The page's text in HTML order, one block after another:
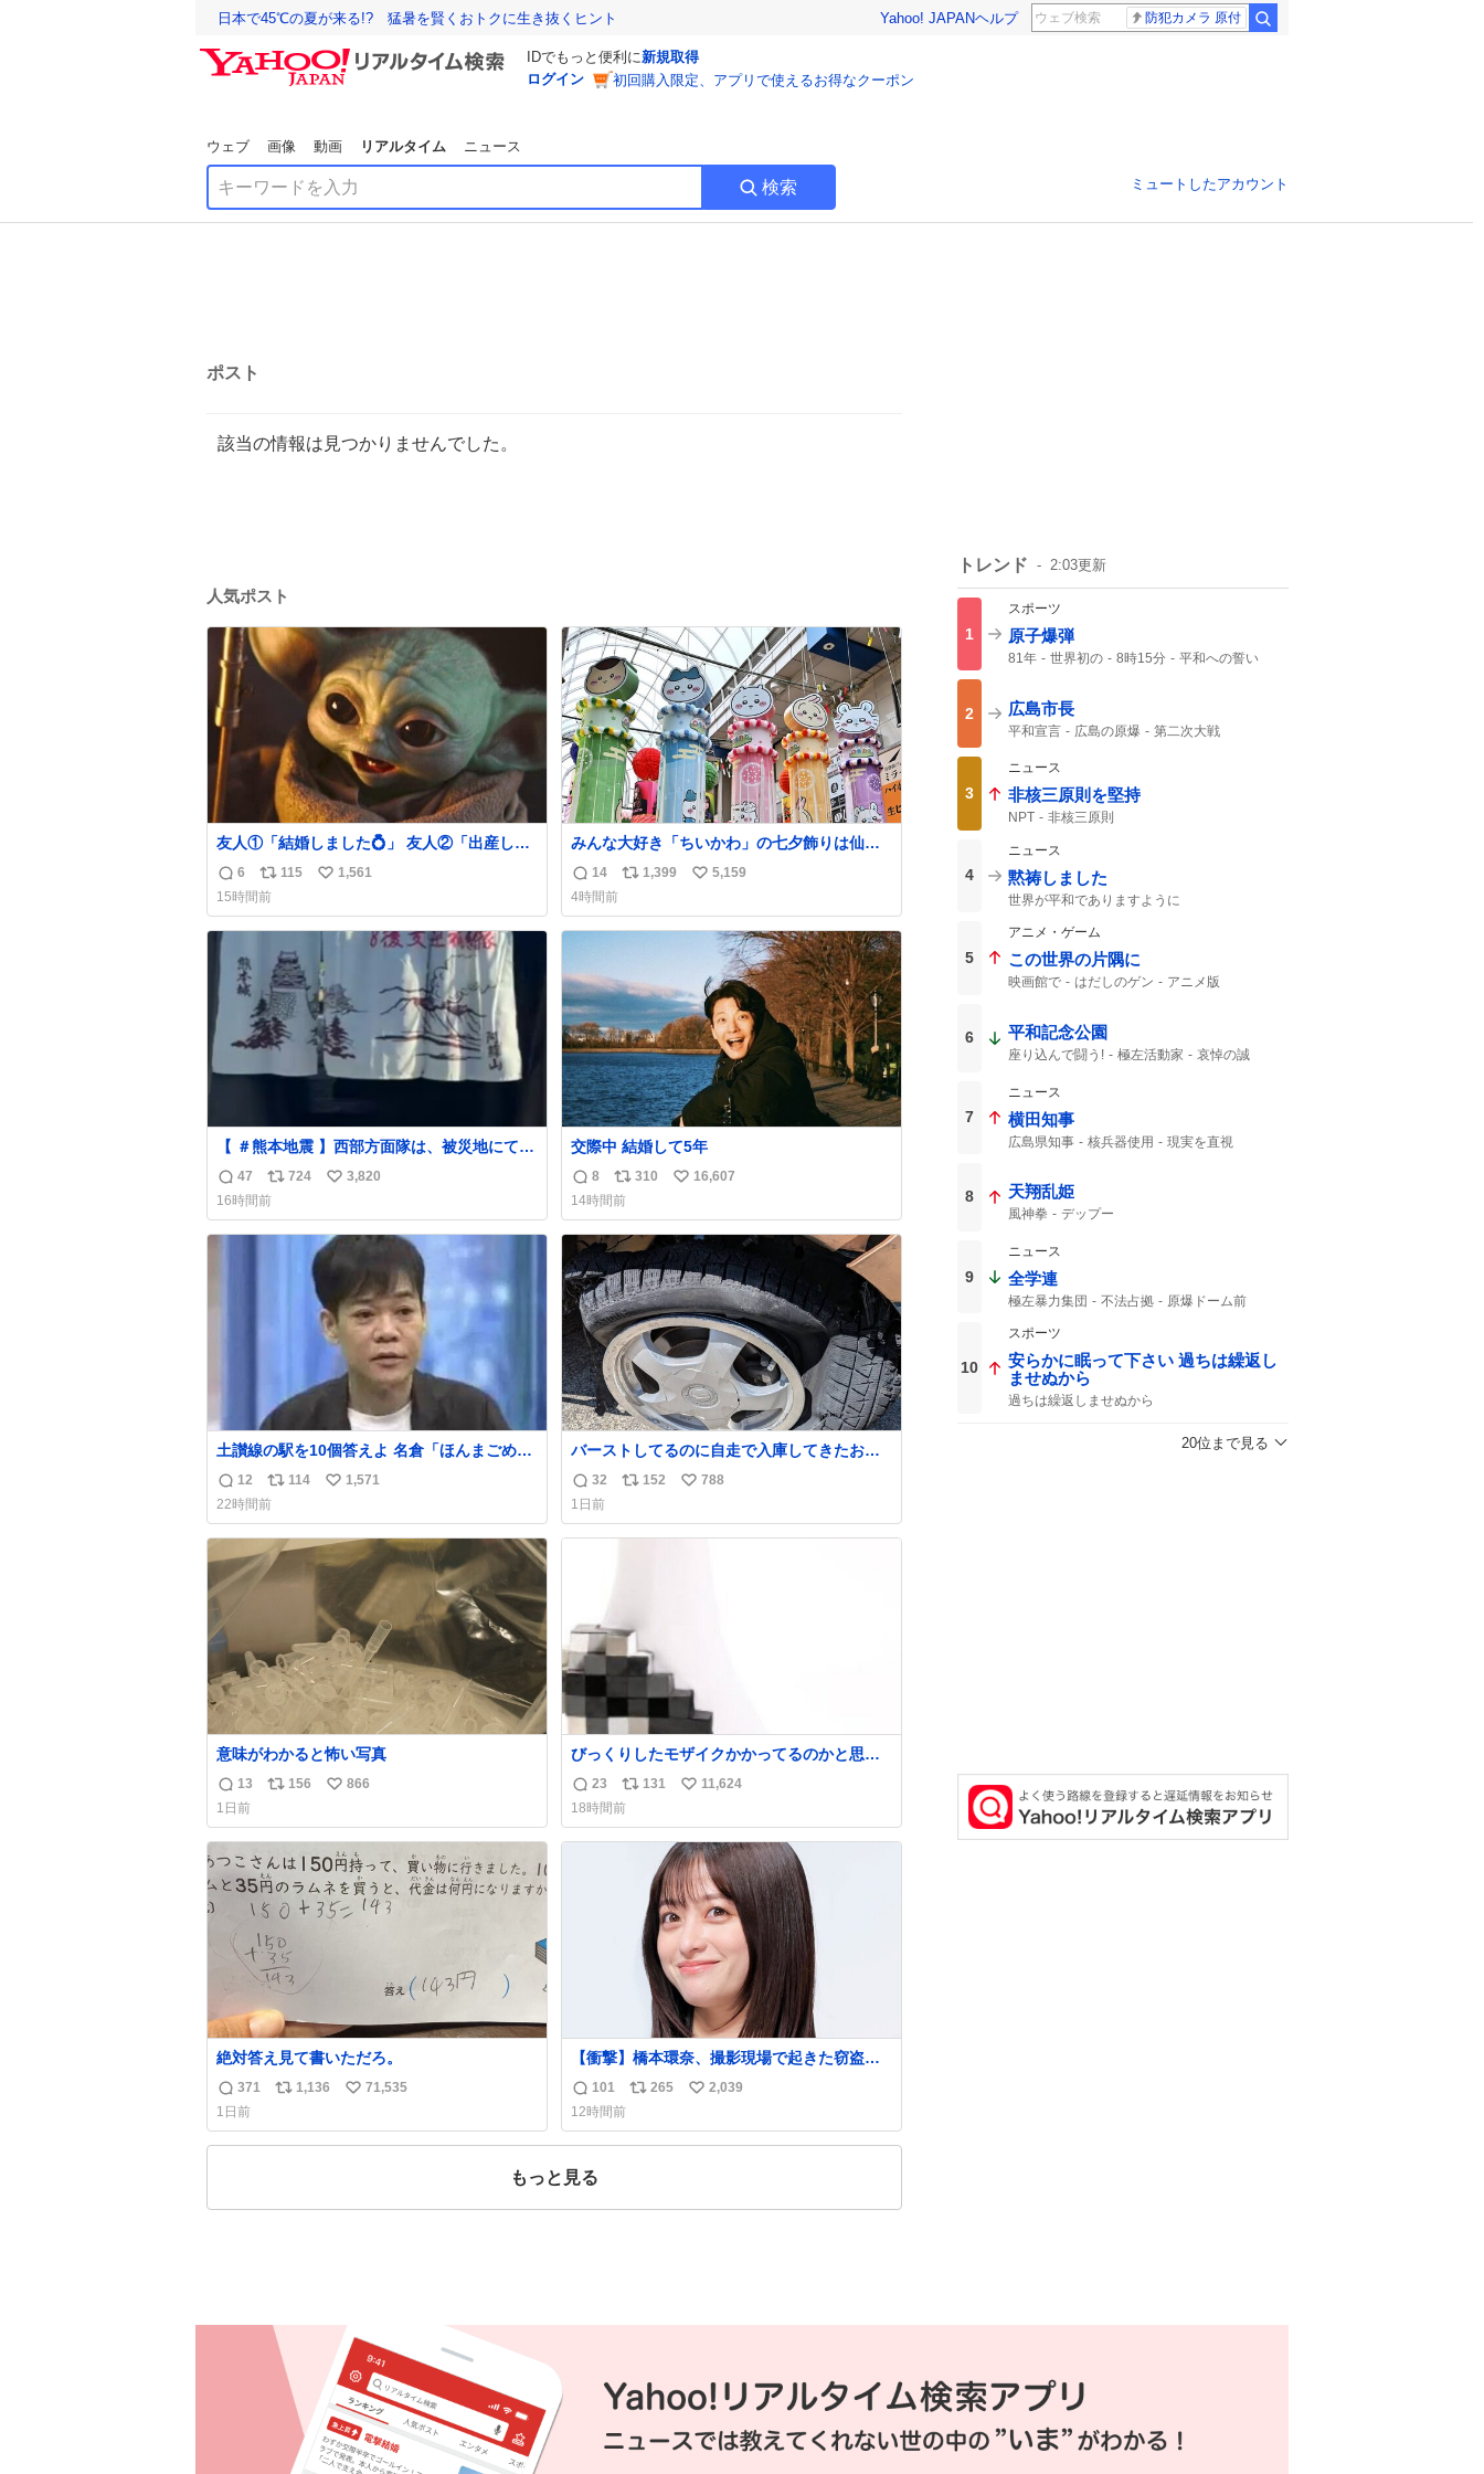
日本で45℃の夏が来る!? 猛暑を賢くおトクに生き抜くヒント Yahoo! JAPANヘルプ 防犯カメラ 原付
IDでもっと便利に新規取得
ログイン
初回購入限定、アプリで使えるお得なクーポン
ウェブ 画像 動画 リアルタイム ニュース
検索 ミュートしたアカウント
ポスト
該当の情報は見つかりませんでした。
人気ポスト
友人①「結婚しました💍」 友人②「出産しま
した👼🏻」 友人③「マイホーム建てました
🏡」 私「パトゥ」
返
信
数
6
リ
ポ
ス
数
115
い
ね
1,561
15時間前
みんな大好き「ちいかわ」の七夕飾りは仙台
駅側からアーケードに入ってすぐの場所に設
置されてました！ 浴衣姿のちいかわ・ハチワ
レ・うさぎ・モモンガ・くりまんじゅうが風
になびいてます🎋
返
信
数
14
リ
ス
1,399
い
ね
5,159
4時間前
【 ＃熊本地震 】西部方面隊は、被災地にて入
浴支援を継続して実施しています。 厳しい猛
暑が続く中、皆様に少しでも心身を休めてい
ただけるよう、利用前後には丁寧な清掃や衛
生管理も隊員たちが心を込めて行っていま
返
信
数
47
リ
ポ
ス
724
い
ね
数
3,820
16時間前
交際中 結婚して5年
返
信
数
8
リ
ポ
ス
ト
数
310
い
ね
数
16,607
14時間前
土讃線の駅を10個答えよ 名倉「ほんまごめ
ん、」 ↑正解（御免駅）
返
信
数
12
リ
ポ
ス
ト
数
114
い
ね
数
1,571
22時間前
バーストしてるのに自走で入庫してきたお客
さん バーストしたならその場で動かないで助
け呼んで下さい😰 保険にロードサービス付い
てて金銭負担も無いんですから これで走る
と、壊さなくていい所まで壊しちゃいますか
返
信
数
32
リ
ス
152
い
ね
788
1日前
意味がわかると怖い写真
返
信
数
13
リ
ス
ト
数
156
い
ね
数
866
1日前
びっくりしたモザイクかかってるのかと思っ
た
返
信
数
23
リ
ポ
ス
131
い
ね
数
11,624
18時間前
絶対答え見て書いただろ。
返
信
数
371
リ
ス
1,136
い
ね
71,535
1日前
【衝撃】橋本環奈、撮影現場で起きた窃盗事
件を明かす「警察が来てました」
news.livedoor.com/article/detail… 橋本は
「撮影現場で照明さんのケーブルが盗まれ
て…。廃工場とかで撮影してたんですけど。
価値が上がってるんですよね…」と反応し
返
信
数
101
リ
ス
265
い
ね
2,039
12時間前
もっと見る
トレンド 2:03更新
1
スポーツ
原子爆弾
81年 世界初の 8時15分
平和への誓い
2 広島市長
平和宣言 広島の原爆
第二次大戦
NHK
3
ニュース
非核三原則を堅持
NPT 非核三原則
4
ニュース
黙祷しました
世界が平和でありますように
5
アニメ・ゲーム
この世界の片隅に
映画館で はだしのゲン アニメ版
6 平和記念公園
座り込んで闘う! 極左活動家
哀悼の誠
広島市民
7
ニュース
横田知事
広島県知事 核兵器使用
現実を直視
8 天翔乱姫
風神拳 デップー
9
ニュース
全学連
極左暴力集団 不法占拠
原爆ドーム前
10
スポーツ
安らかに眠って下さい 過ちは繰返し
ませぬから
過ちは繰返しませぬから
20位まで見る